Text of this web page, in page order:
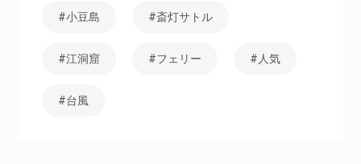
小豆島 斎灯サトル
江洞窟 フェリー 人気
台風